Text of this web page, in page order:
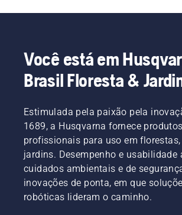
Você está em
Brasil Floresta &
Estimulada pela paixão pela
1689, a Husqvarna fornece produtos
profissionais para uso em florestas,
jardins. Desempenho e usabilidade
cuidados ambientais e de
inovações de ponta, em que
robóticas lideram o caminho.